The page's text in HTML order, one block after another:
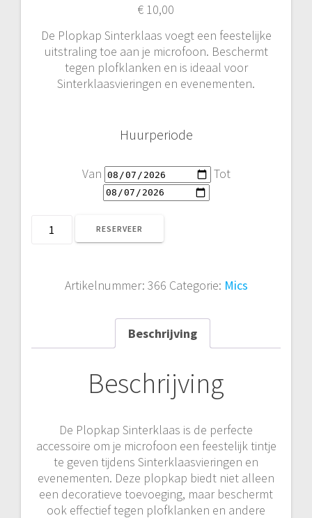
€ 10,00
De Plopkap Sinterklaas voegt een feestelijke
uitstraling toe aan je microfoon. Beschermt
tegen plofklanken en is ideaal voor
Sinterklaasvieringen en evenementen.
Huurperiode
Van Tot
Plopkap
Sinterklaas
RESERVEER
Artikelnummer: 366 Categorie: Mics
Beschrijving
Beschrijving
De Plopkap Sinterklaas is de perfecte
accessoire om je microfoon een feestelijk tintje
te geven tijdens Sinterklaasvieringen en
evenementen. Deze plopkap biedt niet alleen
een decoratieve toevoeging, maar beschermt
ook effectief tegen plofklanken en andere